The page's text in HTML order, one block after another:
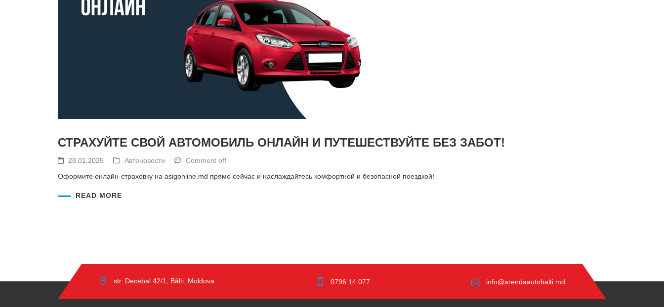
СТРАХУЙТЕ СВОЙ АВТОМОБИЛЬ ОНЛАЙН И ПУТЕШЕСТВУЙТЕ БЕЗ ЗАБОТ!
28.01.2025 Автоновости
Comment off
Оформите онлайн-страховку на asigonline.md прямо сейчас и наслаждайтесь комфортной и безопасной поездкой!
READ MORE
str. Decebal 42/1, Bălti, Moldova 0796 14 077 info@arendaautobalti.md